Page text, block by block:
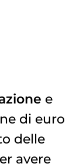
e
di euro
delle
avere